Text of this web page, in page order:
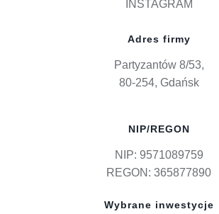
INSTAGRAM
Adres firmy
Partyzantów 8/53,
80-254, Gdańsk
NIP/REGON
NIP: 9571089759
REGON: 365877890
Wybrane inwestycje